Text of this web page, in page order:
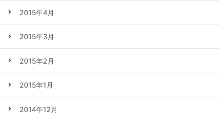
2015年4月
2015年3月
2015年2月
2015年1月
2014年12月